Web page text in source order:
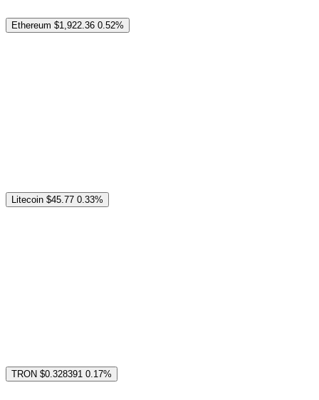
Ethereum $1,922.36 0.52%
Litecoin $45.77 0.33%
TRON $0.328391 0.17%